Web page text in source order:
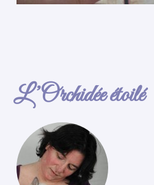
L’Orchidée étoilé